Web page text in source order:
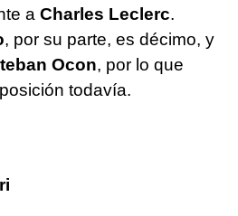
a Charles Leclerc.
, por su parte, es décimo, y
Ocon, por lo que
todavía.